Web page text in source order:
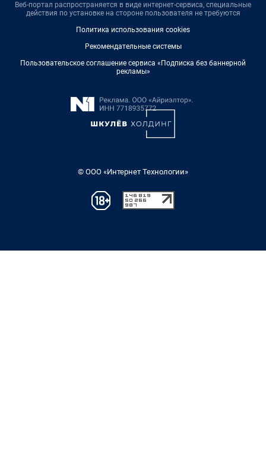
Веб-портал распространяется в виде интернет-сервиса, специальные
действия по установке на стороне пользователя не требуются
Политика использования cookies
Рекомендательные системы
Пользовательское соглашение сервиса «Подписка без баннерной
рекламы»
© ООО «Интернет Технологии»